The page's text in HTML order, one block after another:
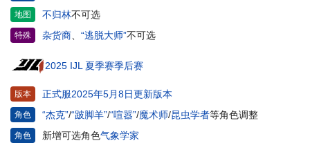
地图 不归林不可选
特殊 杂货商 “逃脱大师”不可选
2025 IJL 夏季赛季后赛
版本 正式服2025年5月8日更新版本
角色 “杰克”/“跛脚羊”/“喧嚣”/魔术师/昆虫学者等角色调整
角色 新增可选角色气象学家